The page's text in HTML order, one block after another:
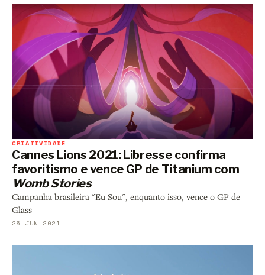
CRIATIVIDADE
Cannes Lions 2021: Libresse confirma
favoritismo e vence GP de Titanium com
Womb Stories
Campanha brasileira "Eu Sou", enquanto isso, vence o GP de
Glass
25 JUN 2021